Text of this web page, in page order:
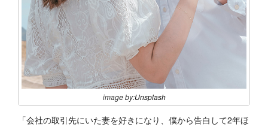
image by:Unsplash
「会社の取引先にいた妻を好きになり、僕から告白して2年ほ